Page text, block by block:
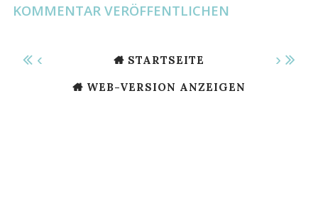
KOMMENTAR VERÖFFENTLICHEN
‹ ›
STARTSEITE
WEB-VERSION ANZEIGEN